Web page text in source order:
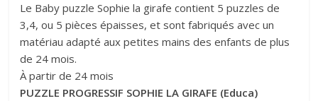
Le Baby puzzle Sophie la girafe contient 5 puzzles de
3,4, ou 5 pièces épaisses, et sont fabriqués avec un
matériau adapté aux petites mains des enfants de plus
de 24 mois.
À partir de 24 mois
PUZZLE PROGRESSIF SOPHIE LA GIRAFE (Educa)